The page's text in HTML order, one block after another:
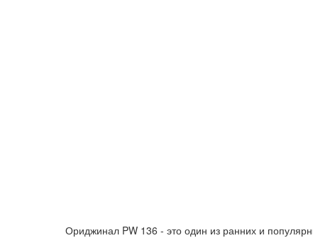
Ориджинал PW 136 - это один из ранних и